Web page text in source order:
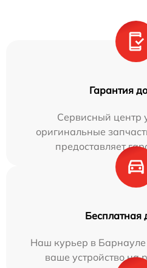
Гарантия
Сервисный центр
оригинальные
предоставляет
Бесплатная
Наш курьер в Барнауле
ваше устройство на